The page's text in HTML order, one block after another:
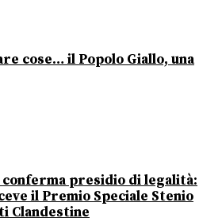
cose… il Popolo Giallo, una
presidio di legalità:
il Premio Speciale Stenio
Clandestine